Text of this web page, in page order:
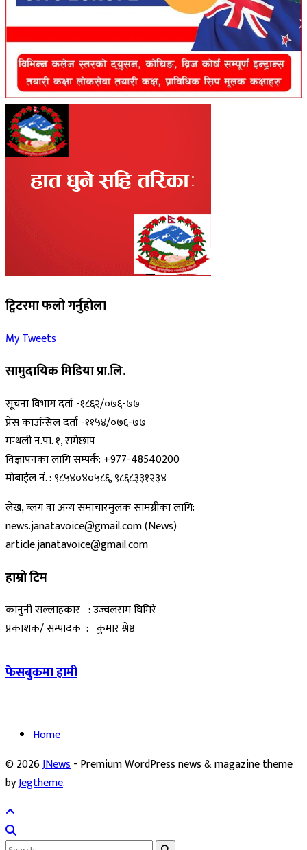
ट्विटरमा फलो गर्नुहोला
My Tweets
सामुदायिक मिडिया प्रा.लि.
सूचना विभाग दर्ता -१८६२/०७६-७७
प्रेस काउन्सिल दर्ता -११५४/०७६-७७
मन्थली न.पा. १, रामेछाप
विज्ञापनका लागि सम्पर्क: +977-48540200
मोबाईल नं. : ९८५४०४०५८६, ९८६८३३१२३४
लेख, ब्लग वा अन्य समाचारमुलक सामग्रीका लागि:
news.janatavoice@gmail.com (News)
article.janatavoice@gmail.com
हाम्रो टिम
कानुनी सल्लाहकार : उज्वलराम घिमिरे
प्रकाशक/ सम्पादक : कुमार श्रेष्ठ
फेसबुकमा हामी
Home
© 2026JNews- Premium WordPress news & magazine theme
byJegtheme.